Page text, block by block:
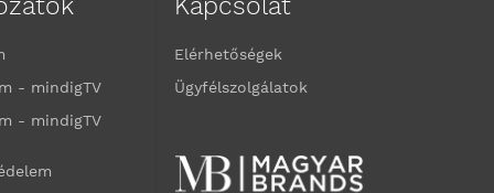
- mindigTV
- mindigTV
Kapcsolat
Elérhetőségek
Ügyfélszolgálatok